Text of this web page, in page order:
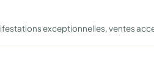
exceptionnelles, ventes